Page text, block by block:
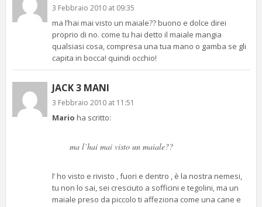
3 Febbraio 2010 at 09:35
ma l’hai mai visto un maiale?? buono e dolce direi
proprio di no. come tu hai detto il maiale mangia
qualsiasi cosa, compresa una tua mano o gamba se gli
capita in bocca! quindi occhio!
JACK 3 MANI
3 Febbraio 2010 at 11:51
Mario ha scritto:
ma l’hai mai visto un maiale??
l’ ho visto e rivisto , fuori e dentro , è la nostra nemesi,
tu non lo sai, sei cresciuto a sofficini e tegolini, ma un
maiale preso da piccolo ti affeziona come una cane e